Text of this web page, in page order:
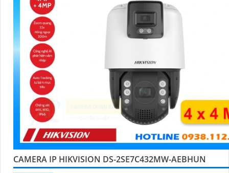
CAMERA IP HIKVISION DS-2SE7C432MW-AEBHUN